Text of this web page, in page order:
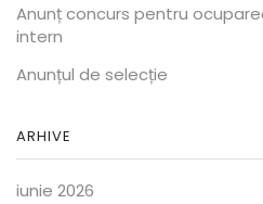
Anunț concurs pentru
intern
Anunțul de selecție
ARHIVE
iunie 2026